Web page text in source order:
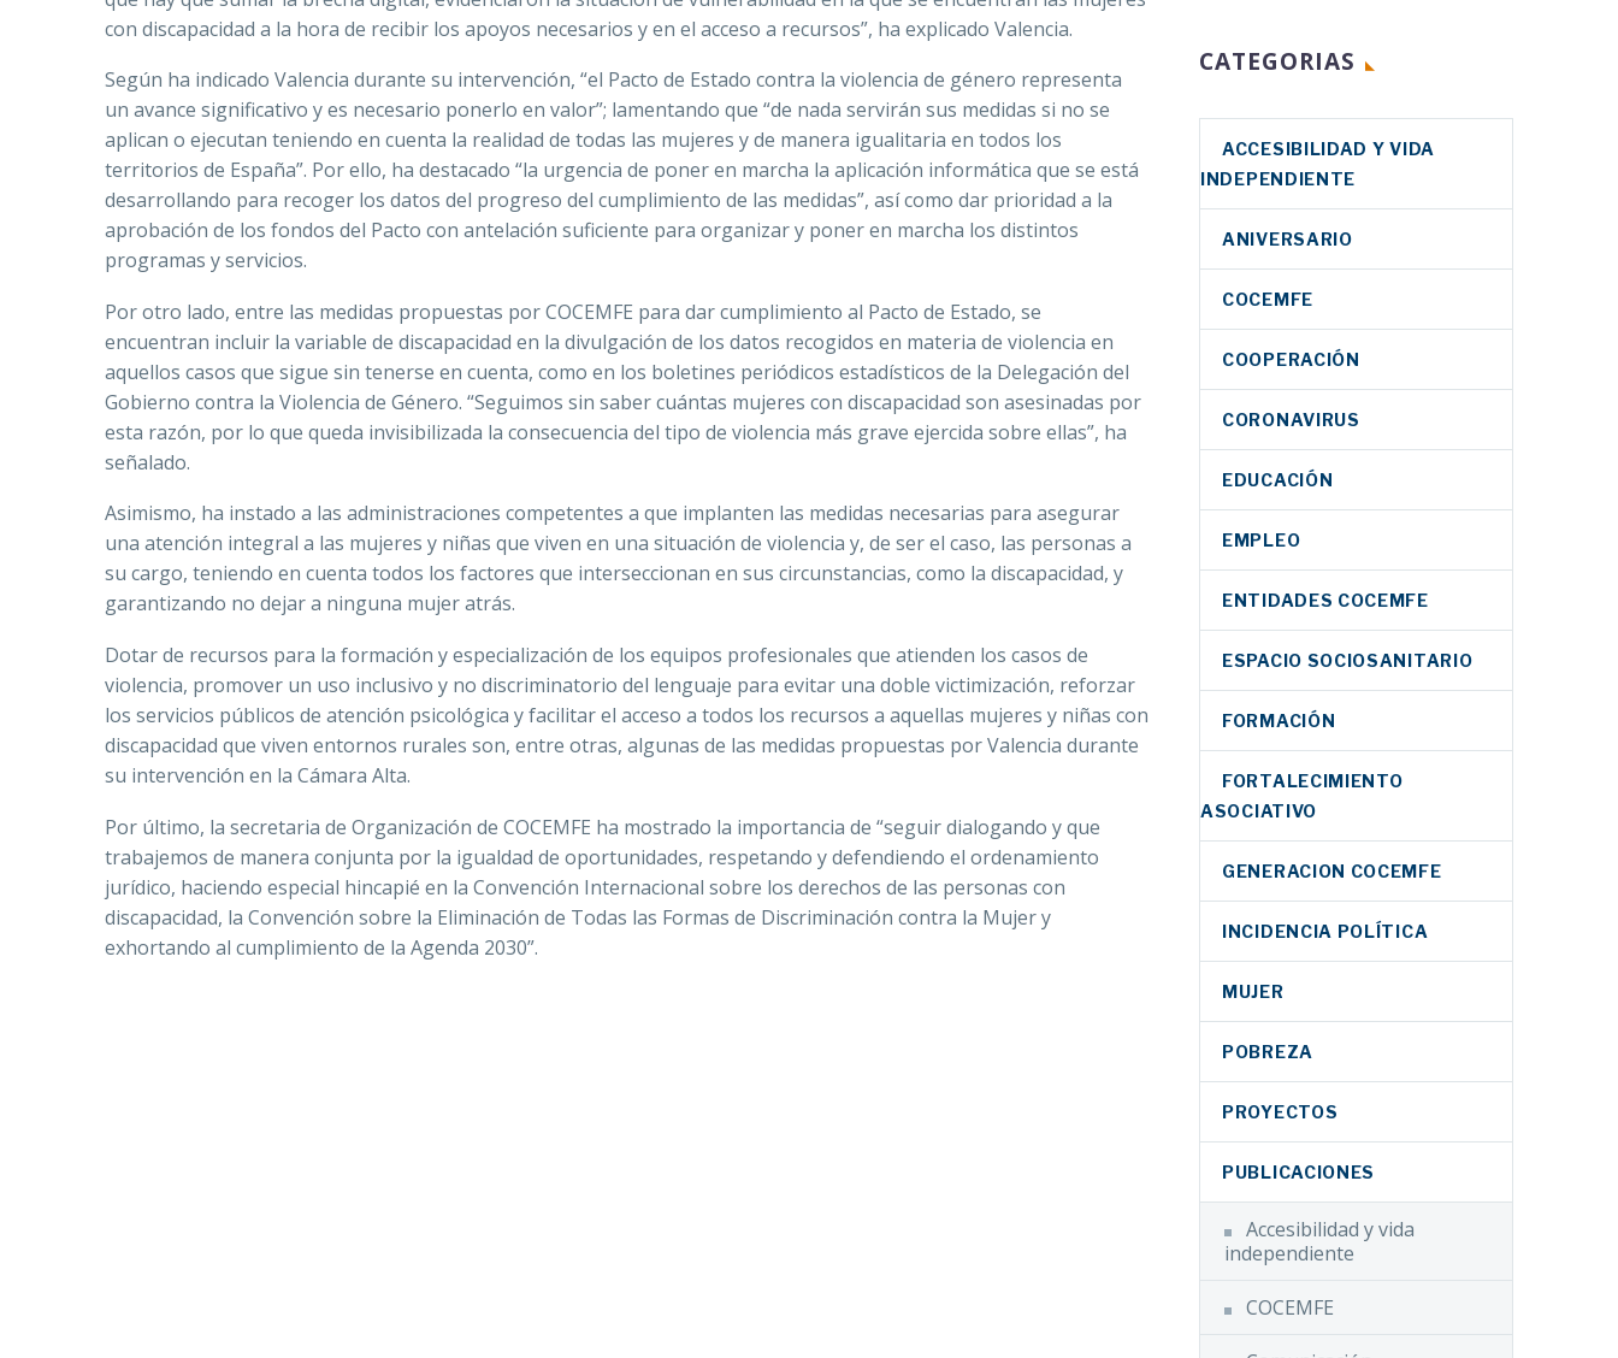
con discapacidad a la hora de recibir los apoyos necesarios y en el acceso a recursos”, ha explicado Valencia.
Según ha indicado Valencia durante su intervención, “el Pacto de Estado contra la violencia de género representa
un avance significativo y es necesario ponerlo en valor”; lamentando que “de nada servirán sus medidas si no se
aplican o ejecutan teniendo en cuenta la realidad de todas las mujeres y de manera igualitaria en todos los
territorios de España”. Por ello, ha destacado “la urgencia de poner en marcha la aplicación informática que se está
desarrollando para recoger los datos del progreso del cumplimiento de las medidas”, así como dar prioridad a la
aprobación de los fondos del Pacto con antelación suficiente para organizar y poner en marcha los distintos
programas y servicios.
Por otro lado, entre las medidas propuestas por COCEMFE para dar cumplimiento al Pacto de Estado, se
encuentran incluir la variable de discapacidad en la divulgación de los datos recogidos en materia de violencia en
aquellos casos que sigue sin tenerse en cuenta, como en los boletines periódicos estadísticos de la Delegación del
Gobierno contra la Violencia de Género. “Seguimos sin saber cuántas mujeres con discapacidad son asesinadas por
esta razón, por lo que queda invisibilizada la consecuencia del tipo de violencia más grave ejercida sobre ellas”, ha
señalado.
Asimismo, ha instado a las administraciones competentes a que implanten las medidas necesarias para asegurar
una atención integral a las mujeres y niñas que viven en una situación de violencia y, de ser el caso, las personas a
su cargo, teniendo en cuenta todos los factores que interseccionan en sus circunstancias, como la discapacidad, y
garantizando no dejar a ninguna mujer atrás.
Dotar de recursos para la formación y especialización de los equipos profesionales que atienden los casos de
violencia, promover un uso inclusivo y no discriminatorio del lenguaje para evitar una doble victimización, reforzar
los servicios públicos de atención psicológica y facilitar el acceso a todos los recursos a aquellas mujeres y niñas con
discapacidad que viven entornos rurales son, entre otras, algunas de las medidas propuestas por Valencia durante
su intervención en la Cámara Alta.
Por último, la secretaria de Organización de COCEMFE ha mostrado la importancia de “seguir dialogando y que
trabajemos de manera conjunta por la igualdad de oportunidades, respetando y defendiendo el ordenamiento
jurídico, haciendo especial hincapié en la Convención Internacional sobre los derechos de las personas con
discapacidad, la Convención sobre la Eliminación de Todas las Formas de Discriminación contra la Mujer y
exhortando al cumplimiento de la Agenda 2030”.
CATEGORIAS
ACCESIBILIDAD Y VIDA
INDEPENDIENTE
ANIVERSARIO
COCEMFE
COOPERACIÓN
CORONAVIRUS
EDUCACIÓN
EMPLEO
ENTIDADES COCEMFE
ESPACIO SOCIOSANITARIO
FORMACIÓN
FORTALECIMIENTO
ASOCIATIVO
GENERACION COCEMFE
INCIDENCIA POLÍTICA
MUJER
POBREZA
PROYECTOS
PUBLICACIONES
Accesibilidad y vida
independiente
COCEMFE